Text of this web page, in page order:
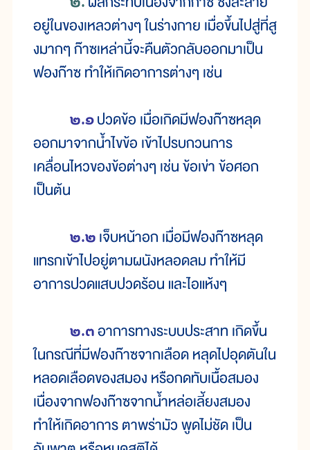
อยู่ในของเหลวต่างๆ ในร่างกาย เมื่อขึ้นไปสู่ที่สู
งมากๆ ก๊าซเหล่านี้จะคืนตัวกลับออกมาเป็น
ฟองก๊าซ ทำให้เกิดอาการต่างๆ เช่น
๒.๑ปวดข้อ เมื่อเกิดมีฟองก๊าซหลุด
ออกมาจากน้ำไขข้อ เข้าไปรบกวนการ
เคลื่อนไหวของข้อต่างๆ เช่น ข้อเข่า ข้อศอก
เป็นต้น
๒.๒เจ็บหน้าอก เมื่อมีฟองก๊าซหลุด
แทรกเข้าไปอยู่ตามผนังหลอดลม ทำให้มี
อาการปวดแสบปวดร้อน และไอแห้งๆ
๒.๓อาการทางระบบประสาท เกิดขึ้น
ในกรณีที่มีฟองก๊าซจากเลือด หลุดไปอุดตันใน
หลอดเลือดของสมอง หรือกดทับเนื้อสมอง
เนื่องจากฟองก๊าซจากน้ำหล่อเลี้ยงสมอง
ทำให้เกิดอาการ ตาพร่ามัว พูดไม่ชัด เป็น